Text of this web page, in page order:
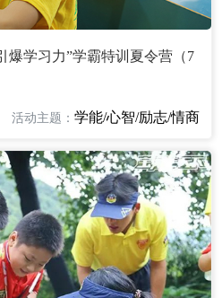
爆学习力”学霸特训夏令营（7
活动主题： 学能/心智/励志/情商